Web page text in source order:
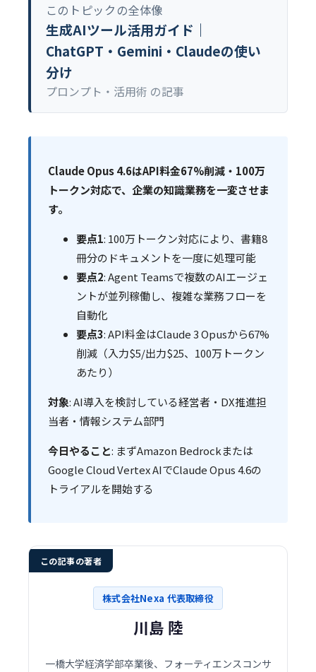
このトピックの全体像
生成AIツール活用ガイド｜
ChatGPT・Gemini・Claudeの使い
分け
プロンプト・活用術 の記事
Claude Opus 4.6はAPI料金67%削減・100万
トークン対応で、企業の知識業務を一変させま
す。
要点1: 100万トークン対応により、書籍8
冊分のドキュメントを一度に処理可能
要点2: Agent Teamsで複数のAIエージェ
ントが並列稼働し、複雑な業務フローを
自動化
要点3: API料金はClaude 3 Opusから67%
削減（入力$5/出力$25、100万トークン
あたり）
対象: AI導入を検討している経営者・DX推進担
当者・情報システム部門
今日やること: まずAmazon Bedrockまたは
Google Cloud Vertex AIでClaude Opus 4.6の
トライアルを開始する
この記事の著者
株式会社Nexa 代表取締役
川島 陸
一橋大学経済学部卒業後、フォーティエンスコンサ